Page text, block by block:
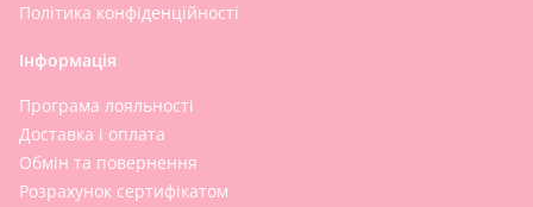
Політика конфіденційності
Інформація
Програма лояльності
Доставка і оплата
Обмін та повернення
Розрахунок сертифікатом